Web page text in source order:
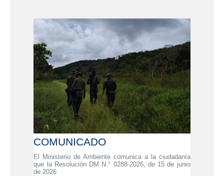
COMUNICADO
El Ministerio de Ambiente comunica a la ciudadanía
que la Resolución DM N.° 0288-2026, de 15 de junio
de 2026